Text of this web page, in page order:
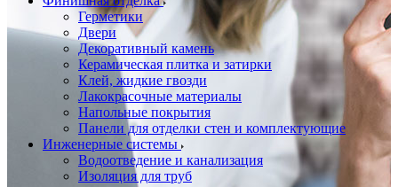
Герметики
Двери
Декоративный камень
Керамическая плитка и затирки
Клей, жидкие гвозди
Лакокрасочные материалы
Напольные покрытия
Панели для отделки стен и комплектующие
Инженерные системы
Водоотведение и канализация
Изоляция для труб